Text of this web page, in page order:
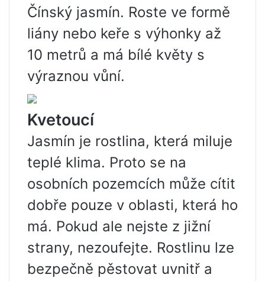
Čínský jasmín. Roste ve formě
liány nebo keře s výhonky až
10 metrů a má bílé květy s
výraznou vůní.
Kvetoucí
Jasmín je rostlina, která miluje
teplé klima. Proto se na
osobních pozemcích může cítit
dobře pouze v oblasti, která ho
má. Pokud ale nejste z jižní
strany, nezoufejte. Rostlinu lze
bezpečně pěstovat uvnitř a